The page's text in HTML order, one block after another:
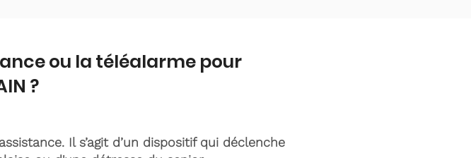
ou la téléalarme pour
?
Il s’agit d’un dispositif qui déclenche